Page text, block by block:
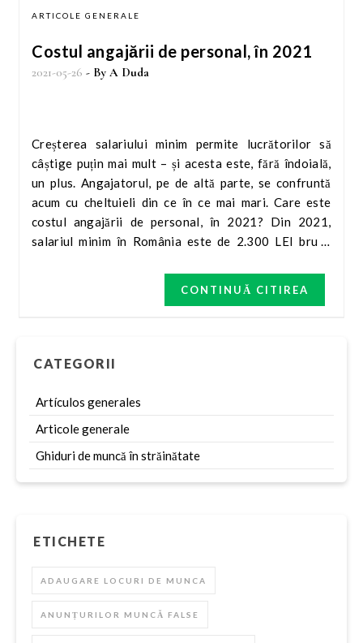
ARTICOLE GENERALE
Costul angajării de personal, în 2021
2021-05-26 - By A Duda
Creșterea salariului minim permite lucrătorilor să
câștige puțin mai mult – și acesta este, fără îndoială,
un plus. Angajatorul, pe de altă parte, se confruntă
acum cu cheltuieli din ce în ce mai mari. Care este
costul angajării de personal, în 2021? Din 2021,
salariul minim în România este de 2.300 LEI brut .
creșterea costului ocupării forței de…
CONTINUĂ CITIREA
CATEGORII
Artículos generales
Articole generale
Ghiduri de muncă în străinătate
ETICHETE
ADAUGARE LOCURI DE MUNCA
ANUNȚURILOR MUNCĂ FALSE